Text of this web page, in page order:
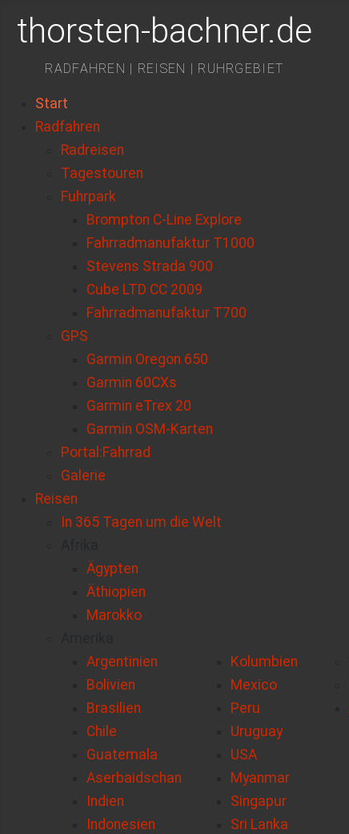
thorsten-bachner.de
RADFAHREN | REISEN | RUHRGEBIET
Start
Radfahren
Radreisen
Tagestouren
Fuhrpark
Brompton C-Line Explore
Fahrradmanufaktur T1000
Stevens Strada 900
Cube LTD CC 2009
Fahrradmanufaktur T700
GPS
Garmin Oregon 650
Garmin 60CXs
Garmin eTrex 20
Garmin OSM-Karten
Portal:Fahrrad
Galerie
Reisen
In 365 Tagen um die Welt
Ägypten
Äthiopien
Marokko
Argentinien
Bolivien
Brasilien
Chile
Guatemala
Kolumbien
Mexico
Peru
Uruguay
USA
Aserbaidschan
Indien
Indonesien
Myanmar
Singapur
Sri Lanka